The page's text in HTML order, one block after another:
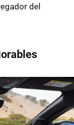
del